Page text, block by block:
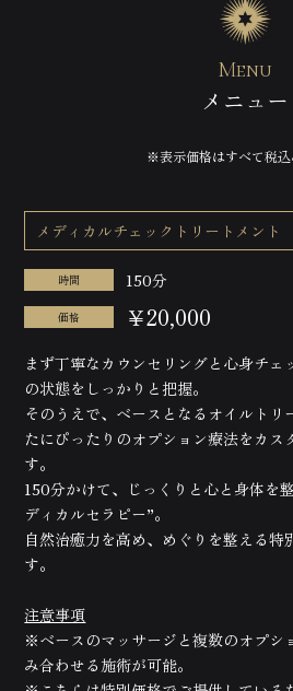
Menu
メニュー
※表示価格はすべて税込
メディカルチェックトリートメント
時間 150分
価格 ￥20,000
まず丁寧なカウンセリングと心身チェ
の状態をしっかりと把握。
そのうえで、ベースとなるオイルトリ
たにぴったりのオプション療法をカス
す。
150分かけて、じっくりと心と身体を
ディカルセラピー”。
自然治癒力を高め、めぐりを整える特
す。
注意事項
※ベースのマッサージと複数のオプシ
み合わせる施術が可能。